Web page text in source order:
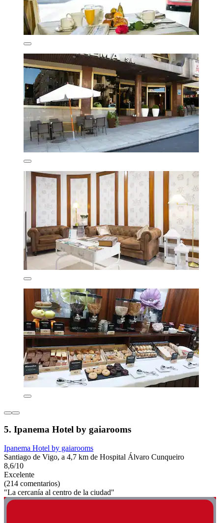
5. Ipanema Hotel by gaiarooms
Ipanema Hotel by gaiarooms
Santiago de Vigo, a 4,7 km de Hospital Álvaro Cunqueiro
8,6/10
Excelente
(214 comentarios)
"La cercanía al centro de la ciudad"